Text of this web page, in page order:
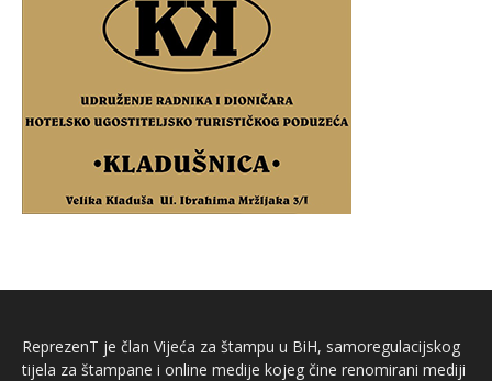
ReprezenT je član Vijeća za štampu u BiH, samoregulacijskog
tijela za štampane i online medije kojeg čine renomirani mediji